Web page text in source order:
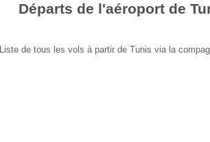
Départs de l'aéroport de
Liste de tous les vols à partir de Tunis via la